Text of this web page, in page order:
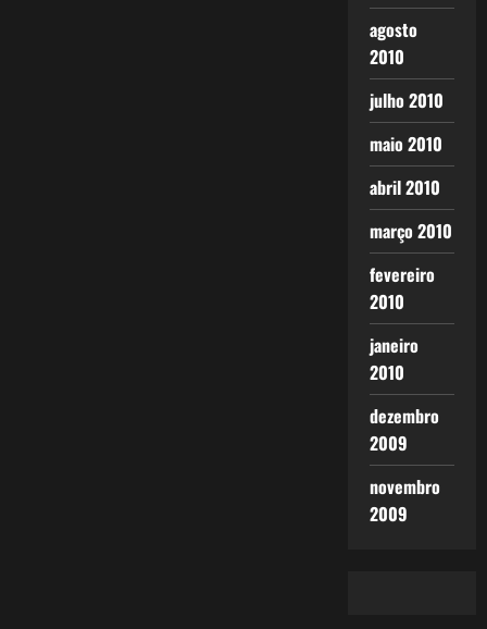
agosto
2010
julho 2010
maio 2010
abril 2010
março 2010
fevereiro
2010
janeiro
2010
dezembro
2009
novembro
2009